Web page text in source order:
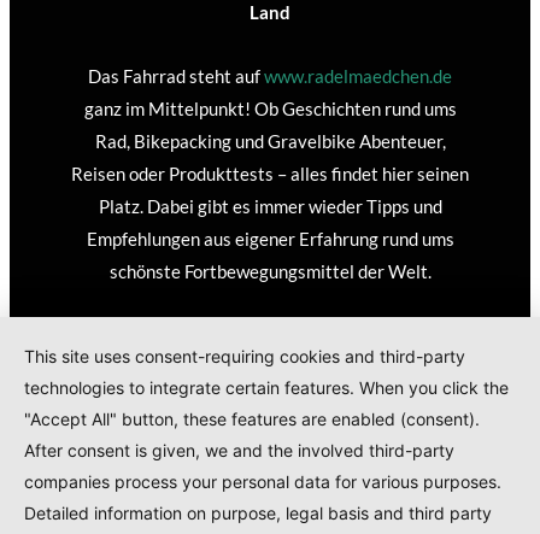
Land
Das Fahrrad steht aufwww.radelmaedchen.de
ganz im Mittelpunkt! Ob Geschichten rund ums
Rad, Bikepacking und Gravelbike Abenteuer,
Reisen oder Produkttests – alles findet hier seinen
Platz. Dabei gibt es immer wieder Tipps und
Empfehlungen aus eigener Erfahrung rund ums
schönste Fortbewegungsmittel der Welt.
© 2024 RADELMAEDCHEN- REGISTERED BRAND.
TOP
This site uses consent-requiring cookies and third-party
technologies to integrate certain features. When you click the
"Accept All" button, these features are enabled (consent).
After consent is given, we and the involved third-party
companies process your personal data for various purposes.
Detailed information on purpose, legal basis and third party